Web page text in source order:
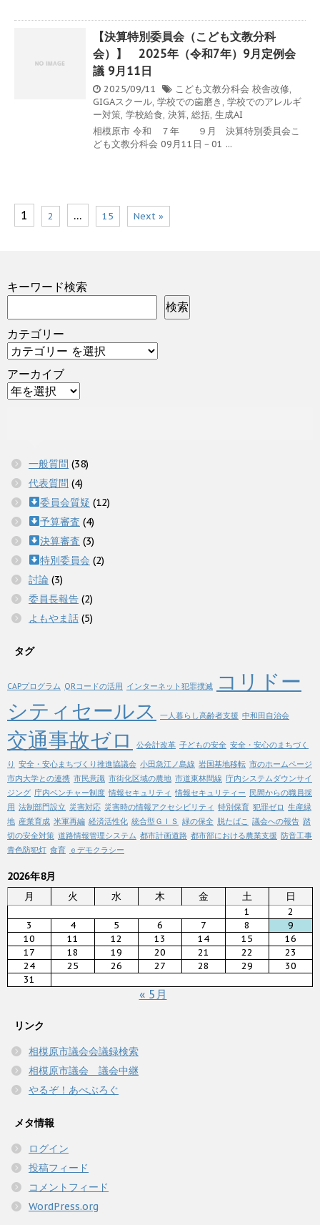
【決算特別委員会（こども文教分科
会）】 2025年（令和7年）9月定例会
議 9月11日
2025/09/11 こども文教分科会 校舎改修,
GIGAスクール, 学校での歯磨き , 学校でのアレルギ
ー対策, 学校給食, 決算, 総括, 生成AI
相模原市 令和 ７年 ９月 決算特別委員会こ
ども文教分科会 09月11日－01 ...
1 2 … 15 Next »
キーワード検索
検索
カテゴリー
アーカイブ
一般質問 (38)
代表質問 (4)
委員会質疑 (12)
予算審査 (4)
決算審査 (3)
特別委員会 (2)
討論 (3)
委員長報告 (2)
よもやま話 (5)
タグ
CAPプログラム QRコードの活用 インターネット犯罪撲滅
コリドー
シティセールス
一人暮らし高齢者支援 中和田自治会
交通事故ゼロ 公会計改革 子どもの安全 安全・安心のまちづく
り 安全・安心まちづくり推進協議会 小田急江ノ島線 岩国基地移転 市のホームページ
市内大学との連携 市民意識 市街化区域の農地 市道東林間線 庁内システムダウンサイ
ジング 庁内ベンチャー制度 情報セキュリティ 情報セキュリティー 民間からの職員採
用 法制部門設立 災害対応 災害時の情報アクセシビリティ 特別保育 犯罪ゼロ 生産緑
地 産業育成 米軍再編 経済活性化 統合型ＧＩＳ 緑の保全 脱たばこ 議会への報告 踏
切の安全対策 道路情報管理システム 都市計画道路 都市部における農業支援 防音工事
青色防犯灯 食育 ｅデモクラシー
2026年8月
月
火 水 木 金 土 日
1
2
3
4 5 6 7 8
9
10
11 12 13 14 15
16
17
18 19 20 21 22
23
24
25 26 27 28 29
30
31
« 5月
リンク
相模原市議会会議録検索
相模原市議会 議会中継
やるぞ！あべぶろぐ
メタ情報
ログイン
投稿フィード
コメントフィード
WordPress.org